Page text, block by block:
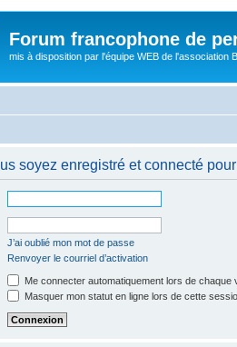
Forum francophone de
mis à disposition par l'équipe WEB de l'association
soyez enregistré et connecté
J’ai oublié mon mot de passe
Renvoyer le courriel d’activation
Me connecter automatiquement lors de chaque
Masquer mon statut en ligne lors de cette